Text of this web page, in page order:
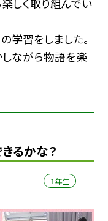
しく取り組んでい
学習をしました。
ながら物語を楽
るかな？
１年生